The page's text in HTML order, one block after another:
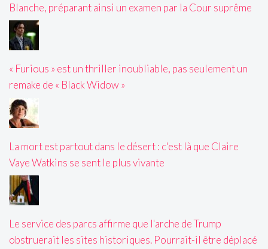
Blanche, préparant ainsi un examen par la Cour suprême
« Furious » est un thriller inoubliable, pas seulement un
remake de « Black Widow »
La mort est partout dans le désert : c'est là que Claire
Vaye Watkins se sent le plus vivante
Le service des parcs affirme que l'arche de Trump
obstruerait les sites historiques. Pourrait-il être déplacé